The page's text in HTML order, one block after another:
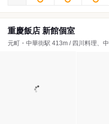
重慶飯店 新館個室
元町・中華街駅 413m / 四川料理、